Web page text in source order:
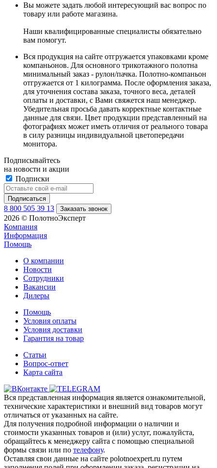
Вы можете задать любой интересующий вас вопрос по
товару или работе магазина.
Наши квалифицированные специалисты обязательно
вам помогут.
Вся продукция на сайте отгружается упаковками кроме
компаньонов. Для основного трикотажного полотна
минимальный заказ - рулон/пачка. Полотно-компаньон
отгружается от 1 килограмма. После оформления заказа,
для уточнения состава заказа, точного веса, деталей
оплаты и доставки, с Вами свяжется наш менеджер.
Убедительная просьба давать корректные контактные
данные для связи. Цвет продукции представленный на
фотографиях может иметь отличия от реального товара
в силу разницы индивидуальной цветопередачи
монитора.
Подписывайтесь
на новости и акции
Подписки
8 800 505 39 13 Заказать звонок
2026 © ПолотноЭксперт
Компания
Информация
Помощь
О компании
Новости
Сотрудники
Вакансии
Дилеры
Помощь
Условия оплаты
Условия доставки
Гарантия на товар
Статьи
Вопрос-ответ
Карта сайта
Вся представленная информация является ознакомительной,
технические характеристики и внешний вид товаров могут
отличаться от указанных на сайте.
Для получения подробной информации о наличии и
стоимости указанных товаров и (или) услуг, пожалуйста,
обращайтесь к менеджеру сайта с помощью специальной
формы связи или по телефону.
Оставляя свои данные на сайте polotnoexpert.ru путем